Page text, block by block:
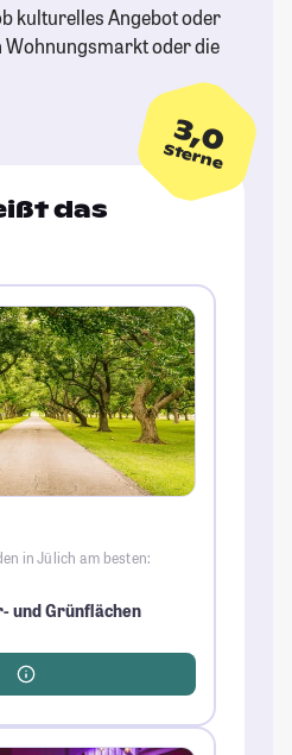
kulturelles Angebot oder
Wohnungsmarkt oder die
3,0
Sterne
das
in Jülich am besten:
und Grünflächen